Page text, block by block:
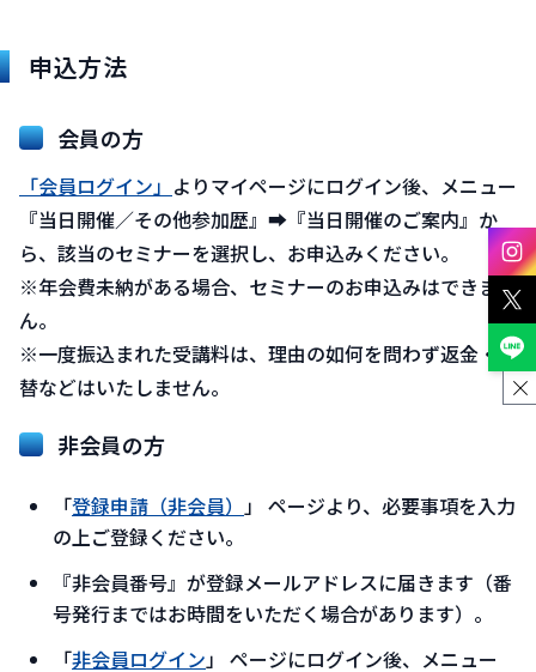
申込方法
会員の方
「会員ログイン」 よりマイページにログイン後、メニュー
『当日開催／その他参加歴』➡『当日開催のご案内』か
ら、該当のセミナーを選択し、お申込みください。
※年会費未納がある場合、セミナーのお申込みはできませ
ん。
※一度振込まれた受講料は、理由の如何を問わず返金・振
替などはいたしません。
非会員の方
「登録申請（非会員） 」 ページより、必要事項を入力
の上ご登録ください。
『非会員番号』が登録メールアドレスに届きます（番
号発行まではお時間をいただく場合があります）。
「非会員ログイン」 ページにログイン後、メニュー